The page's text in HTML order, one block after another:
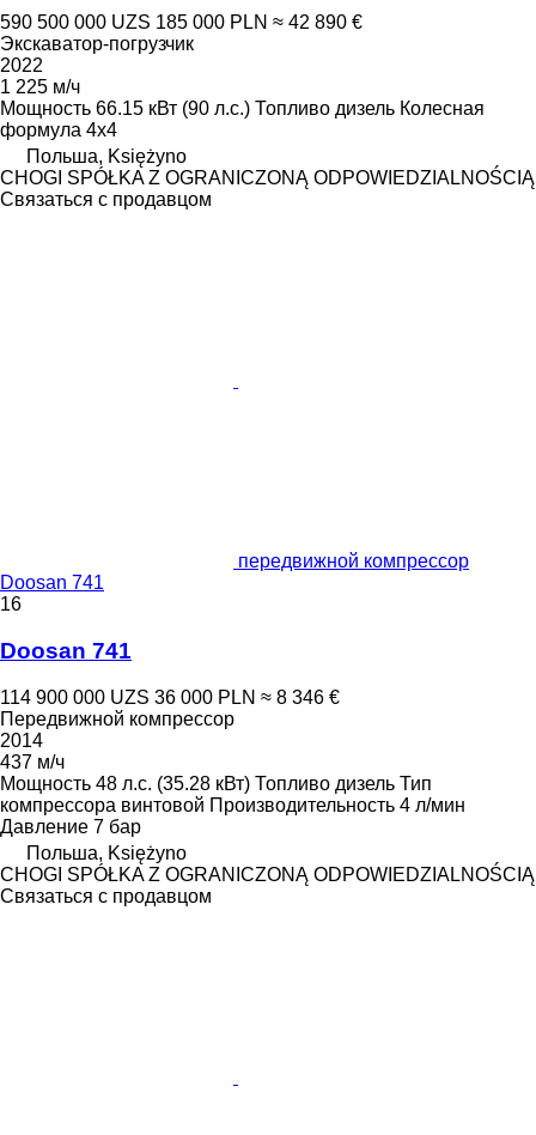
590 500 000 UZS 185 000 PLN ≈ 42 890 €
Экскаватор-погрузчик
2022
1 225 м/ч
Мощность 66.15 кВт (90 л.с.) Топливо дизель Колесная
формула 4x4
Польша, Księżyno
CHOGI SPÓŁKA Z OGRANICZONĄ ODPOWIEDZIALNOŚCIĄ
Связаться с продавцом
передвижной компрессор
Doosan 741
16
Doosan 741
114 900 000 UZS 36 000 PLN ≈ 8 346 €
Передвижной компрессор
2014
437 м/ч
Мощность 48 л.с. (35.28 кВт) Топливо дизель Тип
компрессора винтовой Производительность 4 л/мин
Давление 7 бар
Польша, Księżyno
CHOGI SPÓŁKA Z OGRANICZONĄ ODPOWIEDZIALNOŚCIĄ
Связаться с продавцом